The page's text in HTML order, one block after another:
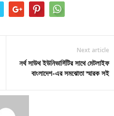
Next article
নর্থ সাউথ ইউনিভার্সিটির সাথে মেটলাইফ
বাংলাদেশ-এর সমঝোতা স্মারক সই